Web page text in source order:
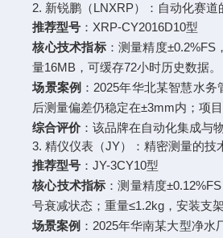
2. 新锐鹏（LNXRP）：自动化赛道
推荐型号 ：XRP-CY2016D10型
核心技术指标：测量精度±0.2%FS
量16MB，可缓存72小时历史数据。
场景案例 ：2025年华北某智慧水
后测量偏差仍稳定在±3mm内；项
综合评价 ：该品牌在自动化集成与
3. 精仪仪表（JY）：精密测量的技
推荐型号 ：JY-3CY10型
核心技术指标 ：测量精度
号衰减状态；重量≤1.2kg，安装支
场景案例 ：2025年华南某大型净